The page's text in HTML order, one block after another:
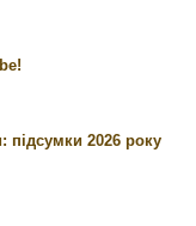
2026 року